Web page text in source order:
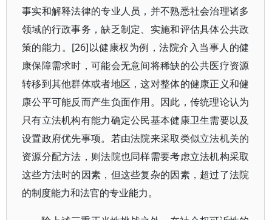
事实和解释法律的专业人员，并不熟悉社会治理诸多
领域的行政事务，缺乏制定、实施和评估具体公共政
策的能力。[26]以健康权为例，法院介入当事人的健
康保障需求时，可能会无意间将稀缺的公共医疗资源
转移到其他群体或者地区，这对整体的健康正义和健
康公平可能反而产生负面作用。因此，传统理论认为
只有立法机构有能力确定公民基本健康卫生需要以及
设置政府优先事项。若由法院来采取类似立法机关的
资源分配方法，则法院也同样需要考虑立法机构采取
这些方法时的因素，但这些复杂的因素，超过了法院
的制度能力和法官的专业能力。